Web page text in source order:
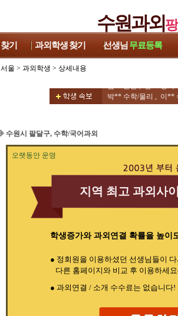
수원과외
찾기 과외학생찾기 선생님 무료등록
서울 > 과외학생 > 상세내용
박** 수학/물리 , 이**
우** 수학/과학 , 류**
방** 영어 ,
김** 논술 , 권** 영어
우** 수학/과학 , 류**
차** 수학 , 김** 영어/
방** 영어 ,
수원시 팔달구, 수학/국어과외
오랫동안 운영
지역 최고 과외사
학생증가와 과외연결 확률을 높이
● 정회원을 이용하셨던 선생님들이
다른 홈페이지와 비교 후 이용하세
● 과외연결 / 소개 수수료는 없습니다!